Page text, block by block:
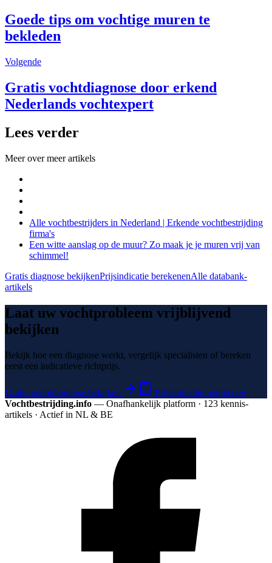
Goede tips om vochtige muren te
bekleden
Volgende
Gratis vochtdiagnose door erkend
Nederlands vochtexpert
Lees verder
Meer overmeer artikels
Alle vochtbestrijders in Nederland | Erkende vochtbestrijding
firma's
Een witte aanslag op de muur? Zo maak je je muren vrij van
schimmel!
Gratis diagnose bekijkenPrijsindicatie berekenenAlle databank-
artikels
Laat uw vochtprobleem vrijblijvend
bekijken
Bekijk hoe een diagnose werkt, vergelijk specialisten of bereken
eerst een indicatieve richtprijs.
Gratis vochtdiagnose bekijken
Prijsindicatie berekenen
Vochtbestrijding.info — Onafhankelijk platform · 123 kennis­
artikels · Actief in NL & BE